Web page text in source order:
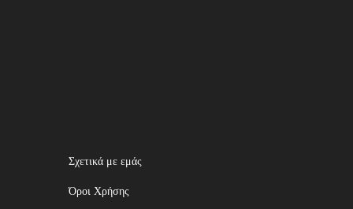
Σχετικά με εμάς
Όροι Χρήσης